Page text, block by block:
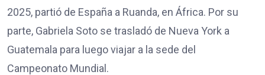
2025, partió de España a Ruanda, en África. Por su
parte, Gabriela Soto se trasladó de Nueva York a
Guatemala para luego viajar a la sede del
Campeonato Mundial.